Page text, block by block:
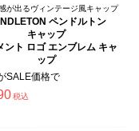
が出るヴィンテージ風キャップ
ペンドルトン
キャップ
ント ロゴ エンブレム キャ
ップ
SALE価格で
税込